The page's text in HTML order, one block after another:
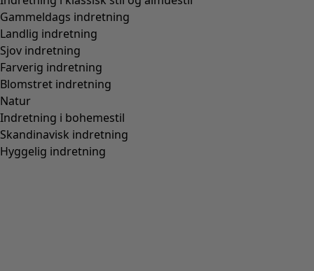
Gammeldags indretning
Landlig indretning
Sjov indretning
Farverig indretning
Blomstret indretning
Natur
Indretning i bohemestil
Skandinavisk indretning
Hyggelig indretning